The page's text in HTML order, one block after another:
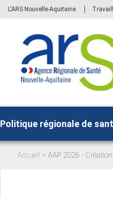
L'ARS Nouvelle-Aquitaine
Politique régionale de
Accueil
AAP 2026 -